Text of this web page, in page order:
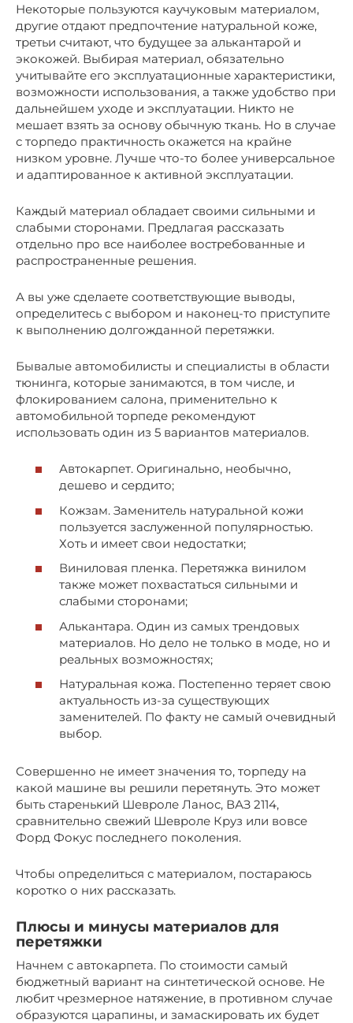
Некоторые пользуются каучуковым материалом,
другие отдают предпочтение натуральной коже,
третьи считают, что будущее за алькантарой и
экокожей. Выбирая материал, обязательно
учитывайте его эксплуатационные характеристики,
возможности использования, а также удобство при
дальнейшем уходе и эксплуатации. Никто не
мешает взять за основу обычную ткань. Но в случае
с торпедо практичность окажется на крайне
низком уровне. Лучше что-то более универсальное
и адаптированное к активной эксплуатации.
Каждый материал обладает своими сильными и
слабыми сторонами. Предлагая рассказать
отдельно про все наиболее востребованные и
распространенные решения.
А вы уже сделаете соответствующие выводы,
определитесь с выбором и наконец-то приступите
к выполнению долгожданной перетяжки.
Бывалые автомобилисты и специалисты в области
тюнинга, которые занимаются, в том числе, и
флокированием салона, применительно к
автомобильной торпеде рекомендуют
использовать один из 5 вариантов материалов.
Автокарпет. Оригинально, необычно,
дешево и сердито;
Кожзам. Заменитель натуральной кожи
пользуется заслуженной популярностью.
Хоть и имеет свои недостатки;
Виниловая пленка. Перетяжка винилом
также может похвастаться сильными и
слабыми сторонами;
Алькантара. Один из самых трендовых
материалов. Но дело не только в моде, но и
реальных возможностях;
Натуральная кожа. Постепенно теряет свою
актуальность из-за существующих
заменителей. По факту не самый очевидный
выбор.
Совершенно не имеет значения то, торпеду на
какой машине вы решили перетянуть. Это может
быть старенький Шевроле Ланос, ВАЗ 2114,
сравнительно свежий Шевроле Круз или вовсе
Форд Фокус последнего поколения.
Чтобы определиться с материалом, постараюсь
коротко о них рассказать.
Плюсы и минусы материалов для
перетяжки
Начнем с автокарпета. По стоимости самый
бюджетный вариант на синтетической основе. Не
любит чрезмерное натяжение, в противном случае
образуются царапины, и замаскировать их будет